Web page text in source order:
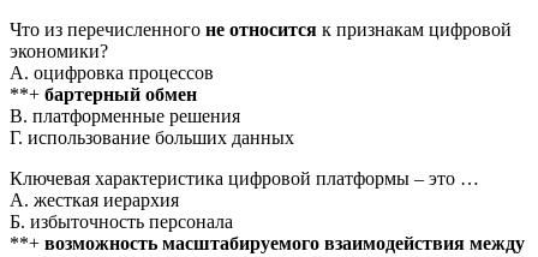
Что из перечисленного не относится к признакам цифровой
экономики?
А. оцифровка процессов
**+ бартерный обмен
В. платформенные решения
Г. использование больших данных
Ключевая характеристика цифровой платформы – это …
А. жесткая иерархия
Б. избыточность персонала
**+ возможность масштабируемого взаимодействия между